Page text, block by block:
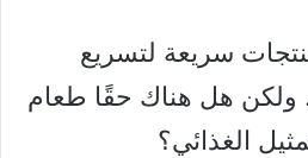
سريعة لتسريع
ولكن هل هناك حقًا طعام
الغذائي؟